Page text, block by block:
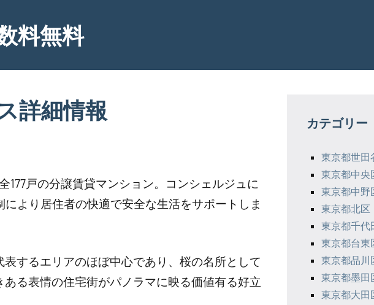
料無料
詳細情報
177戸の分譲賃貸マンション。コンシェルジュに
より居住者の快適で安全な生活をサポートしま
するエリアのほぼ中心であり、桜の名所として
る表情の住宅街がパノラマに映る価値有る好立
カテゴリー
東京都世田
東京都中央
東京都中野
東京都北区
東京都千代
東京都台東
東京都品川
東京都墨田
東京都大田